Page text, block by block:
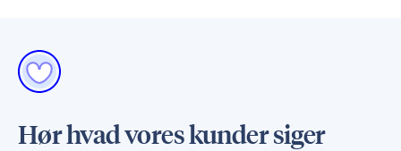
Hør hvad vores kunder siger